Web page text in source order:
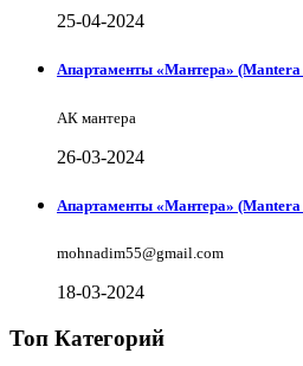
25-04-2024
Апартаменты «Мантера» (Mantera
АК мантера
26-03-2024
Апартаменты «Мантера» (Mantera
mohnadim55@gmail.com
18-03-2024
Топ Категорий